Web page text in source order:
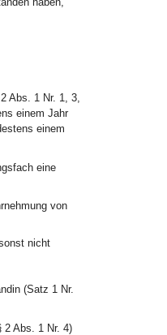
Abs. 1 Nr. 1, 3,
einem Jahr
einem
eine
von
nicht
(Satz 1 Nr.
2 Abs. 1 Nr. 4)